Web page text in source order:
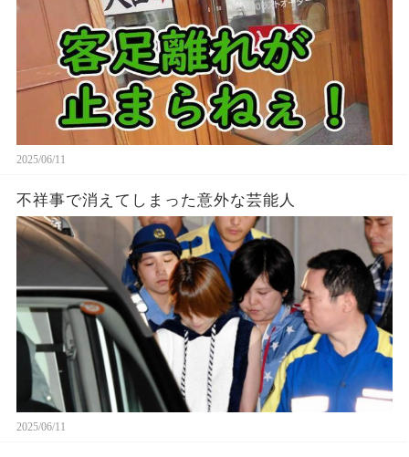
2025/06/11
不祥事で消えてしまった意外な芸能人
2025/06/11